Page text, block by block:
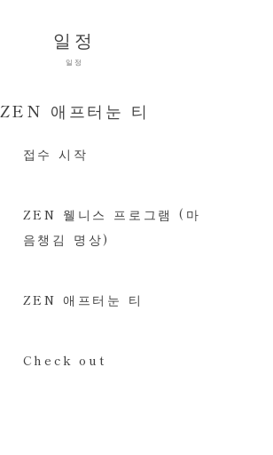
일정
일정
ZEN 애프터눈 티
접수 시작
ZEN 웰니스 프로그램 (마
음챙김 명상)
ZEN 애프터눈 티
Check out